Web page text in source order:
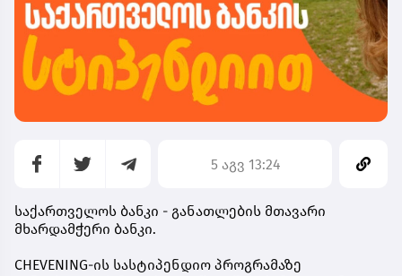
5 აგვ 13:24
საქართველოს ბანკი - განათლების მთავარი
მხარდამჭერი ბანკი.
CHEVENING-ის სასტიპენდიო პროგრამაზე